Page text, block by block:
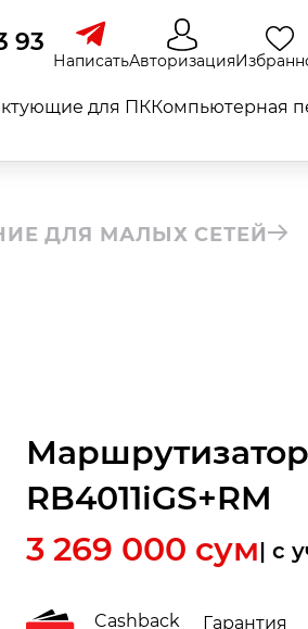
93
НаписатьАвторизация
для ПККомпьютерная
ДЛЯ МАЛЫХ СЕТЕЙ
RB4011iGS+RM
3 269 000 сум| c
Cashback
Гарантия